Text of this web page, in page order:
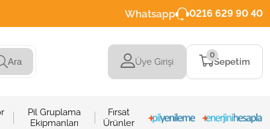
Whatsapp 0216 629 90 40
Ara Üye Girişi Sepetim
0
Pil Gruplama
Ekipmanları
Fırsat
Ürünler